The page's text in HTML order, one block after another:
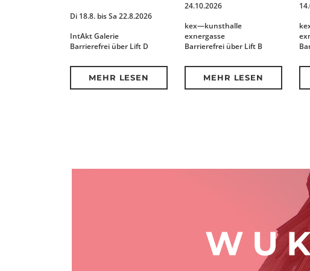
Di 18.8. bis Sa 22.8.2026
IntAkt Galerie
Barrierefrei über Lift D
MEHR LESEN
24.10.2026
kex—kunsthalle
exnergasse
Barrierefrei über Lift B
MEHR LESEN